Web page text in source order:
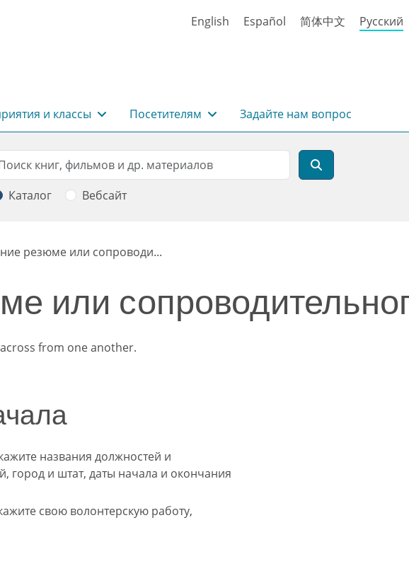
English Español 简体中文 Русский
и классы Посетителям Задайте нам вопрос
Каталог Вебсайт
резюме или сопроводи...
или
названия должностей и
город и штат, даты начала и окончания
свою волонтерскую работу,